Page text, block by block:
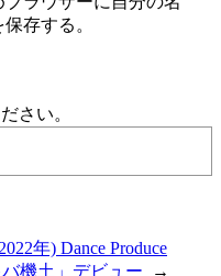
存する。
さい。
年) Dance Produce
機土」デビュー →